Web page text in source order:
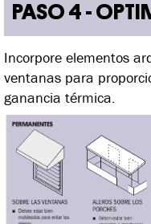
PASO 4 -
Incorpore elementos
ventanas para
ganancia térmica.